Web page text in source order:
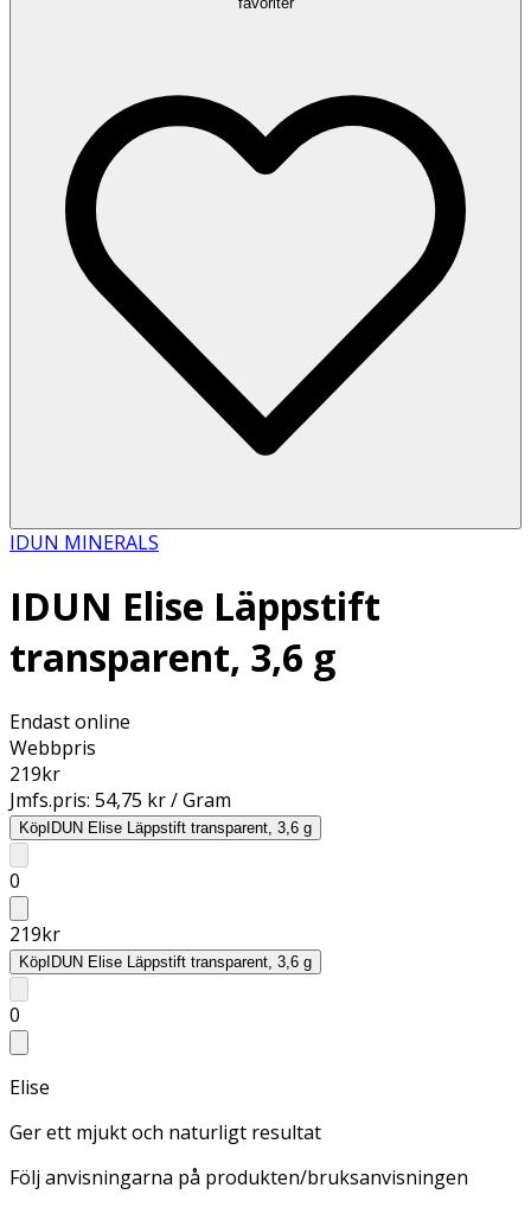
IDUN MINERALS
IDUN Elise Läppstift
transparent, 3,6 g
Endast online
Webbpris
219kr
Jmfs.pris: 54,75 kr / Gram
KöpIDUN Elise Läppstift transparent, 3,6 g
0
219kr
KöpIDUN Elise Läppstift transparent, 3,6 g
0
Elise
Ger ett mjukt och naturligt resultat
Följ anvisningarna på produkten/bruksanvisningen